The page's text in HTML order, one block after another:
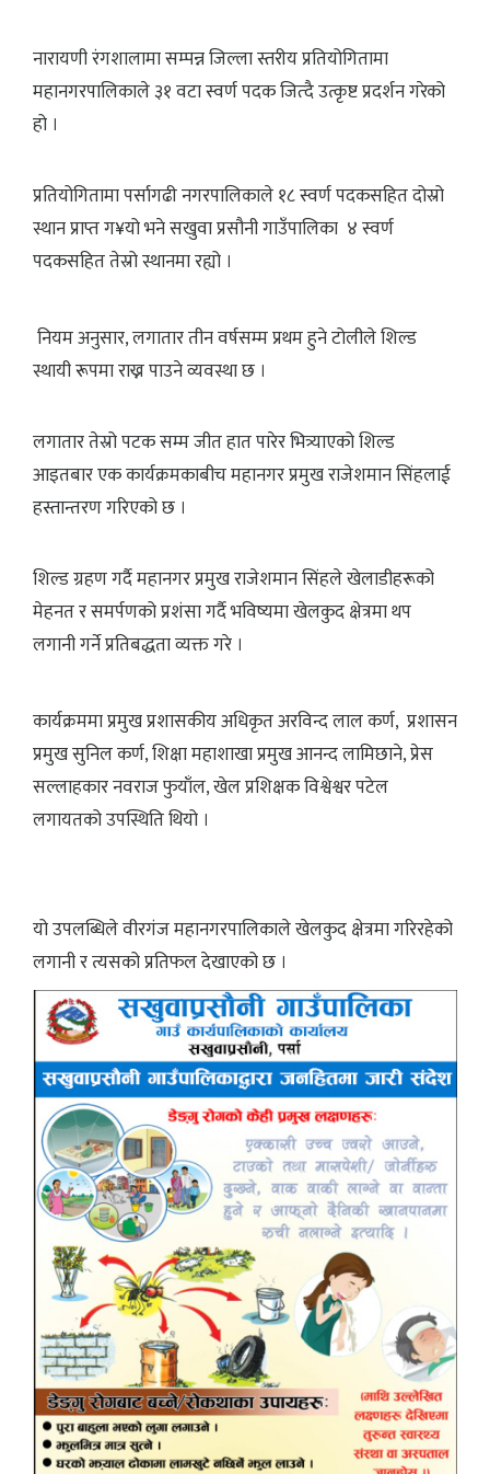
नारायणी रंगशालामा सम्पन्न जिल्ला स्तरीय प्रतियोगितामा
महानगरपालिकाले ३१ वटा स्वर्ण पदक जित्दै उत्कृष्ट प्रदर्शन गरेको
हो ।
प्रतियोगितामा पर्सागढी नगरपालिकाले १८ स्वर्ण पदकसहित दोस्रो
स्थान प्राप्त ग¥यो भने सखुवा प्रसौनी गाउँपालिका ४ स्वर्ण
पदकसहित तेस्रो स्थानमा रह्यो ।
नियम अनुसार, लगातार तीन वर्षसम्म प्रथम हुने टोलीले शिल्ड
स्थायी रूपमा राख्न पाउने व्यवस्था छ ।
लगातार तेस्रो पटक सम्म जीत हात पारेर भित्र्याएको शिल्ड
आइतबार एक कार्यक्रमकाबीच महानगर प्रमुख राजेशमान सिंहलाई
हस्तान्तरण गरिएको छ ।
शिल्ड ग्रहण गर्दै महानगर प्रमुख राजेशमान सिंहले खेलाडीहरूको
मेहनत र समर्पणको प्रशंसा गर्दै भविष्यमा खेलकुद क्षेत्रमा थप
लगानी गर्ने प्रतिबद्धता व्यक्त गरे ।
कार्यक्रममा प्रमुख प्रशासकीय अधिकृत अरविन्द लाल कर्ण, प्रशासन
प्रमुख सुनिल कर्ण, शिक्षा महाशाखा प्रमुख आनन्द लामिछाने, प्रेस
सल्लाहकार नवराज फुयाँल, खेल प्रशिक्षक विश्वेश्वर पटेल
लगायतको उपस्थिति थियो ।
यो उपलब्धिले वीरगंज महानगरपालिकाले खेलकुद क्षेत्रमा गरिरहेको
लगानी र त्यसको प्रतिफल देखाएको छ ।